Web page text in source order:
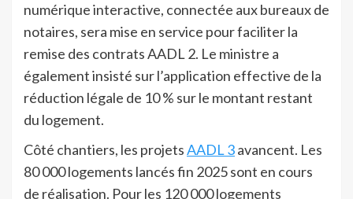
numérique interactive, connectée aux bureaux de
notaires, sera mise en service pour faciliter la
remise des contrats AADL 2. Le ministre a
également insisté sur l’application effective de la
réduction légale de 10 % sur le montant restant
du logement.
Côté chantiers, les projetsAADL 3avancent. Les
80 000 logements lancés fin 2025 sont en cours
de réalisation. Pour les 120 000 logements